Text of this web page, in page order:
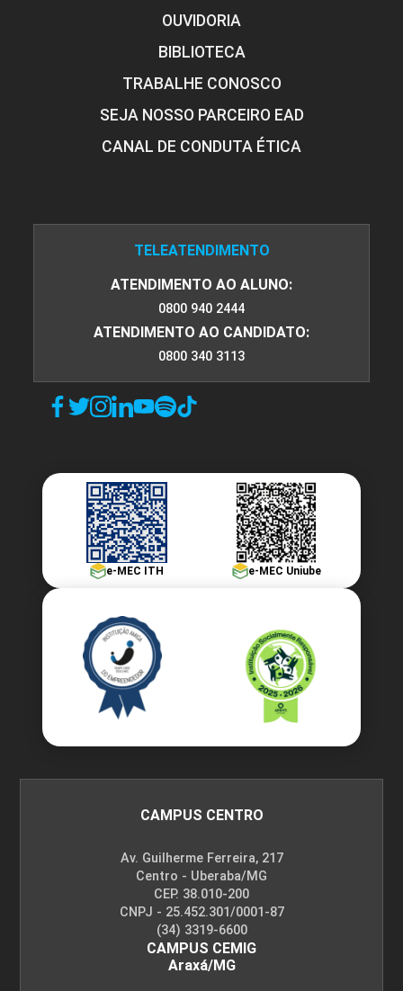
OUVIDORIA
BIBLIOTECA
TRABALHE CONOSCO
SEJA NOSSO PARCEIRO EAD
CANAL DE CONDUTA ÉTICA
TELEATENDIMENTO
ATENDIMENTO AO ALUNO:
0800 940 2444
ATENDIMENTO AO CANDIDATO:
0800 340 3113
e-MEC ITH e-MEC Uniube
CAMPUS CENTRO
Av. Guilherme Ferreira, 217
Centro - Uberaba/MG
CEP. 38.010-200
CNPJ - 25.452.301/0001-87
(34) 3319-6600
CAMPUS CEMIG
Araxá/MG